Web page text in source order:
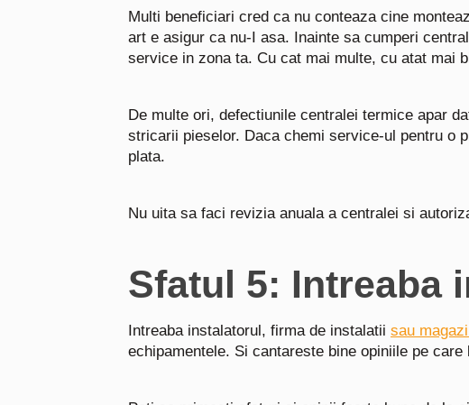
Multi beneficiari cred ca nu conteaza cine
art e asigur ca nu-I asa. Inainte sa cumperi
service in zona ta. Cu cat mai multe, cu atat mai
De multe ori, defectiunile centralei termice apar
stricarii pieselor. Daca chemi service-ul pentru o
plata.
Nu uita sa faci revizia anuala a centralei si
Sfatul 5: Intreaba
Intreaba instalatorul, firma de instalatii sau
echipamentele. Si cantareste bine opiniile pe care